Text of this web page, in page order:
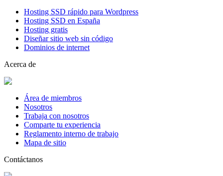
Hosting SSD rápido para Wordpress
Hosting SSD en España
Hosting gratis
Diseñar sitio web sin código
Dominios de internet
Acerca de
Área de miembros
Nosotros
Trabaja con nosotros
Comparte tu experiencia
Reglamento interno de trabajo
Mapa de sitio
Contáctanos